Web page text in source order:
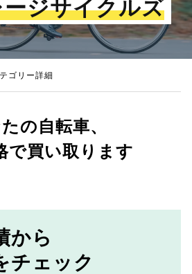
ジサイクルズ
ゴリー詳細
の自転車、
で買い取ります
から
チェック